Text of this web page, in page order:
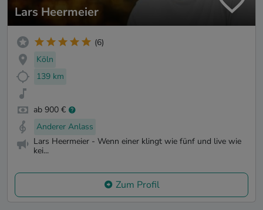
Lars Heermeier
(6)
Köln
139 km
ab 900 €
Anderer Anlass
Lars Heermeier - Wenn einer klingt wie fünf und live wie
kei...
Zum Profil